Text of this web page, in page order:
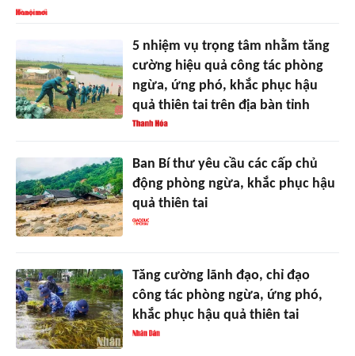
5 nhiệm vụ trọng tâm nhằm tăng
cường hiệu quả công tác phòng
ngừa, ứng phó, khắc phục hậu
quả thiên tai trên địa bàn tỉnh
Ban Bí thư yêu cầu các cấp chủ
động phòng ngừa, khắc phục hậu
quả thiên tai
Tăng cường lãnh đạo, chỉ đạo
công tác phòng ngừa, ứng phó,
khắc phục hậu quả thiên tai